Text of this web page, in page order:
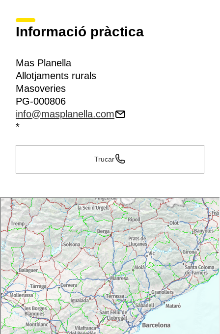
Informació pràctica
Mas Planella
Allotjaments rurals
Masoveries
PG-000806
info@masplanella.com
*
Trucar